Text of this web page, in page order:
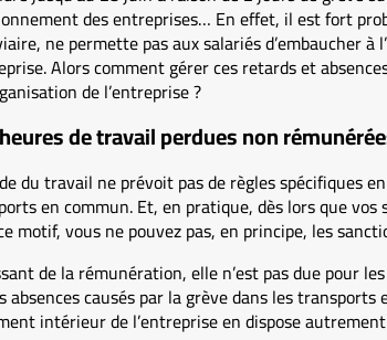
des entreprises… En effet, il est fort
ne permette pas aux salariés d’embaucher à
Alors comment gérer ces retards et
de l’entreprise ?
de travail perdues non
du travail ne prévoit pas de règles spécifiques
en commun. Et, en pratique, dès lors que
motif, vous ne pouvez pas, en principe, les
de la rémunération, elle n’est pas due pour
absences causés par la grève dans les
intérieur de l’entreprise en dispose